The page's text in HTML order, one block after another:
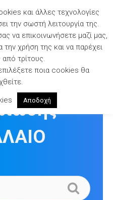
και άλλες τεχνολογίες
την σωστή λειτουργία της.
να επικοινωνήσετε μαζί μας,
την χρήση της και να παρέχει
τρίτους.
ποια cookies θα
Αποδοχή